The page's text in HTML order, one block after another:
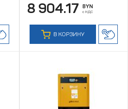
8 904.17 BYN
с НДС
В КОРЗИНУ